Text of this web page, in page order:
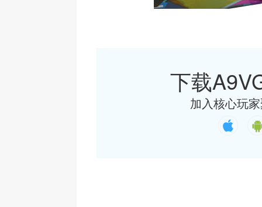
下载
加入核心玩